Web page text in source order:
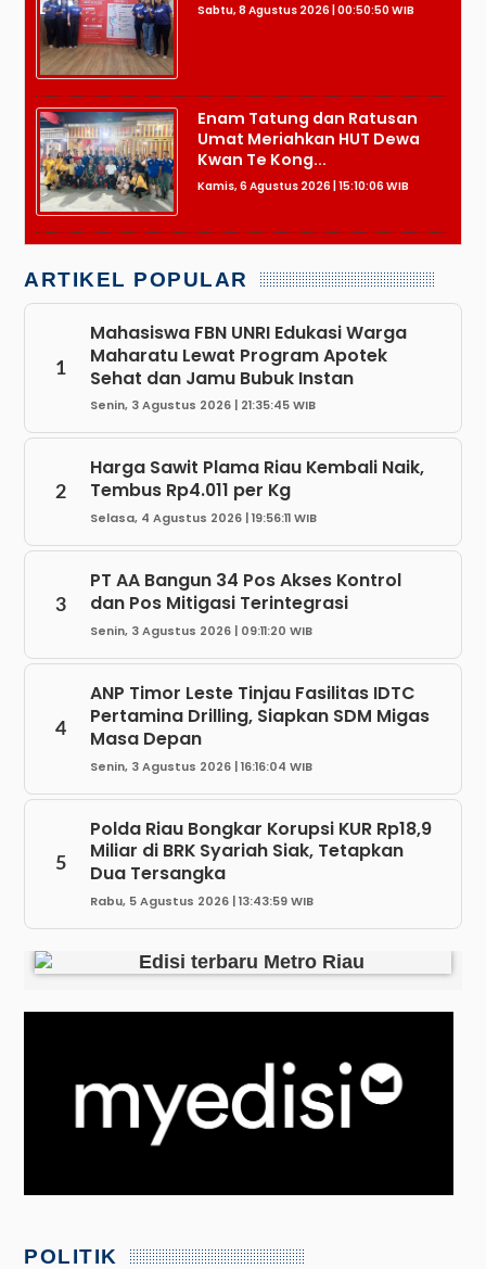
Sabtu, 8 Agustus 2026 | 00:50:50 WIB
Enam Tatung dan Ratusan
Umat Meriahkan HUT Dewa
Kwan Te Kong...
Kamis, 6 Agustus 2026 | 15:10:06 WIB
ARTIKEL POPULAR
1
Mahasiswa FBN UNRI Edukasi Warga
Maharatu Lewat Program Apotek
Sehat dan Jamu Bubuk Instan
Senin, 3 Agustus 2026 | 21:35:45 WIB
2
Harga Sawit Plama Riau Kembali Naik,
Tembus Rp4.011 per Kg
Selasa, 4 Agustus 2026 | 19:56:11 WIB
3
PT AA Bangun 34 Pos Akses Kontrol
dan Pos Mitigasi Terintegrasi
Senin, 3 Agustus 2026 | 09:11:20 WIB
4
ANP Timor Leste Tinjau Fasilitas IDTC
Pertamina Drilling, Siapkan SDM Migas
Masa Depan
Senin, 3 Agustus 2026 | 16:16:04 WIB
5
Polda Riau Bongkar Korupsi KUR Rp18,9
Miliar di BRK Syariah Siak, Tetapkan
Dua Tersangka
Rabu, 5 Agustus 2026 | 13:43:59 WIB
POLITIK